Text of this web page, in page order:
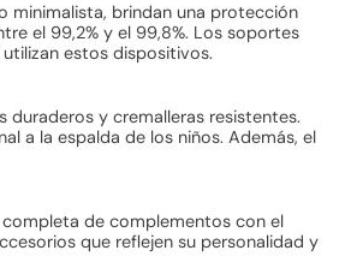
minimalista, brindan una protección
el 99,2% y el 99,8%. Los soportes
estos dispositivos.
y cremalleras resistentes.
a la espalda de los niños. Además, el
de complementos con el
que reflejen su personalidad y